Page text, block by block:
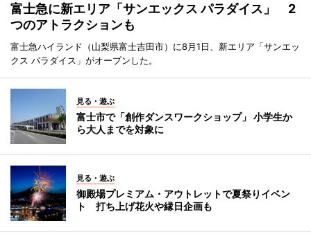
富士急に新エリア「サンエックス パラダイス」 2
つのアトラクションも
富士急ハイランド（山梨県富士吉田市）に8月1日、新エリア「サンエッ
クス パラダイス」がオープンした。
見る・遊ぶ
富士市で「創作ダンスワークショップ」 小学生か
ら大人までを対象に
見る・遊ぶ
御殿場プレミアム・アウトレットで夏祭りイベン
ト 打ち上げ花火や縁日企画も